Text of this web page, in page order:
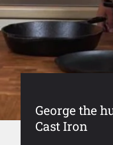
George the
Cast Iron